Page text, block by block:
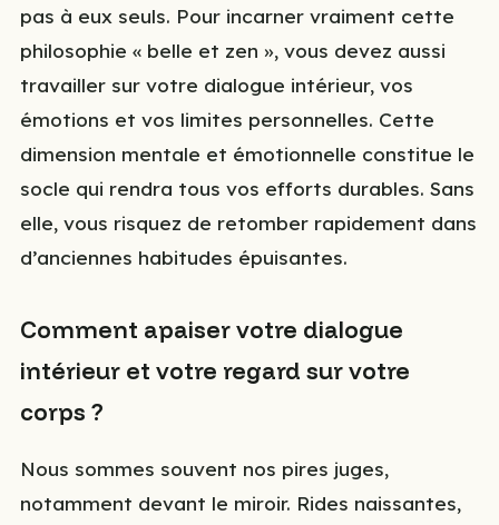
pas à eux seuls. Pour incarner vraiment cette
philosophie « belle et zen », vous devez aussi
travailler sur votre dialogue intérieur, vos
émotions et vos limites personnelles. Cette
dimension mentale et émotionnelle constitue le
socle qui rendra tous vos efforts durables. Sans
elle, vous risquez de retomber rapidement dans
d’anciennes habitudes épuisantes.
Comment apaiser votre dialogue
intérieur et votre regard sur votre
corps ?
Nous sommes souvent nos pires juges,
notamment devant le miroir. Rides naissantes,